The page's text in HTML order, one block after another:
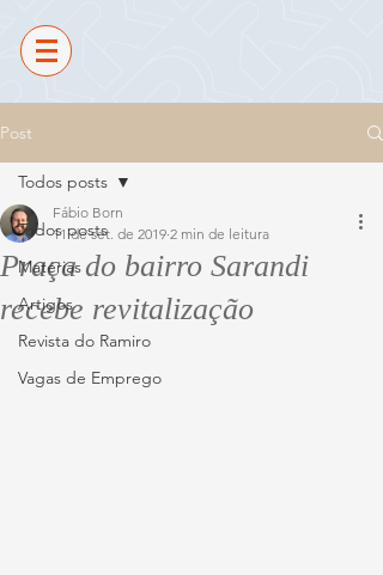
Post
Todos posts
Matérias
Artigos
Revista do Ramiro
Vagas de Emprego
Todos posts
Praça do bairro Sarandi
recebe revitalização
Fábio Born
11 de set. de 2019 2 min de leitura